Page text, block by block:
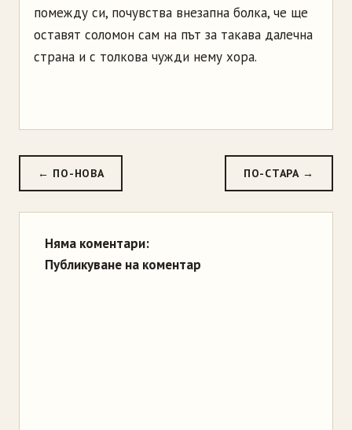
помежду си, почувства внезапна болка, че ще
оставят соломон сам на път за такава далечна
страна и с толкова чужди нему хора.
← ПО-НОВА ПО-СТАРА →
Няма коментари:
Публикуване на коментар